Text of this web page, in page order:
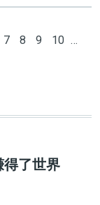
page
Page
7 Page
8 Page
9 Page
10 …
得了世界